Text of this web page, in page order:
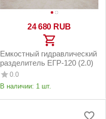
24 680 RUB
Емкостный гидравлический
разделитель ЕГР-120 (2.0)
0.0
В наличии: 1 шт.